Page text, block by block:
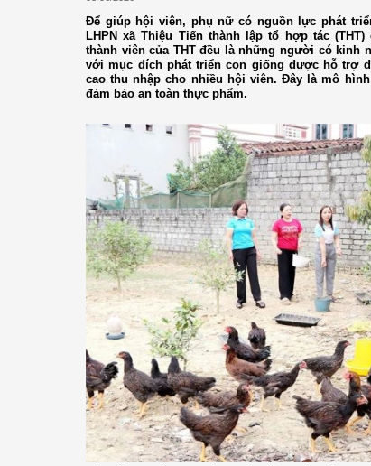
Để giúp hội viên, phụ nữ có nguồn lực phát
LHPN xã Thiệu Tiến thành lập tổ hợp tác
thành viên của THT đều là những người có kinh
với mục đích phát triển con giống được hỗ trợ
cao thu nhập cho nhiều hội viên. Đây là mô
đảm bảo an toàn thực phẩm.